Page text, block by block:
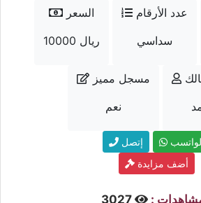
السعر
10000 ريال
عدد الأرقام
سداسي
مسجل مميز
نعم
إتصل
أضف مزايدة
:
3027